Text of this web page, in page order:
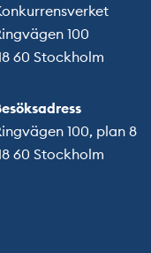
100
60 Stockholm
100, plan 8
60 Stockholm